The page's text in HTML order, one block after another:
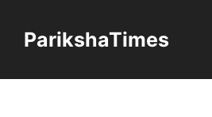
contentParikshaTimes